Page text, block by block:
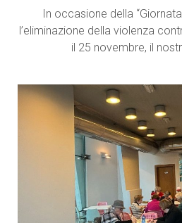
In occasione della
l’eliminazione della violenza
il 25 novembre, il